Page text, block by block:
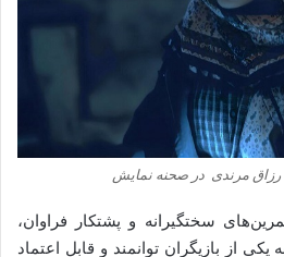
مرندی در صحنه نمایش
سختگیرانه و پشتکار فراوان،
از بازیگران توانمند و قابل اعتماد